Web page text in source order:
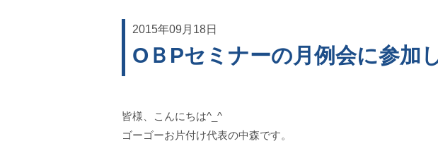
2015年09月18日
OＢPセミナーの月例会に参加
皆様、こんにちは^_^
ゴーゴーお片付け代表の中森です。